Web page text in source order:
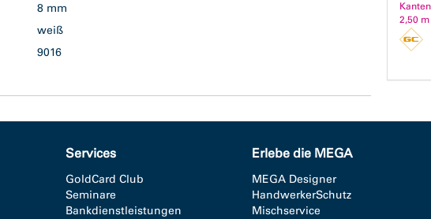
8 mm
weiß
9016
2,50 m
Services
GoldCard Club
Seminare
Bankdienstleistungen
Erlebe die MEGA
MEGA Designer
HandwerkerSchutz
Mischservice